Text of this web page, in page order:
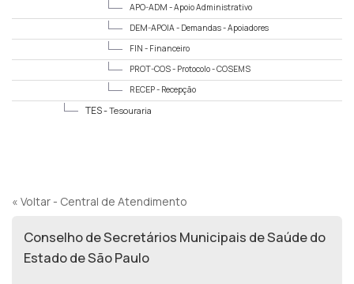
APO-ADM -Apoio Administrativo
DEM-APOIA - Demandas - Apoiadores
FIN - Financeiro
PROT-COS - Protocolo - COSEMS
RECEP - Recepção
TES -Tesouraria
« Voltar - Central de Atendimento
Conselho de Secretários Municipais de Saúde do
Estado de São Paulo